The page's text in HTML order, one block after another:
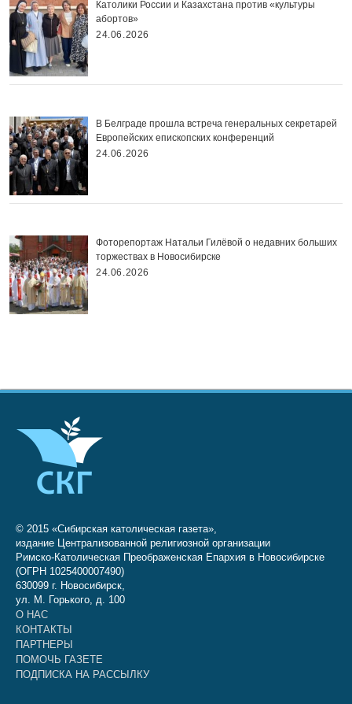
Католики России и Казахстана против «культуры
абортов»
24.06.2026
В Белграде прошла встреча генеральных секретарей
Европейских епископских конференций
24.06.2026
Фоторепортаж Натальи Гилёвой о недавних больших
торжествах в Новосибирске
24.06.2026
© 2015 «Сибирская католическая газета»,
издание Централизованной религиозной организации
Римско-Католическая Преображенская Епархия в Новосибирске
(ОГРН 1025400007490)
630099 г. Новосибирск,
ул. М. Горького, д. 100
О НАС
КОНТАКТЫ
ПАРТНЕРЫ
ПОМОЧЬ ГАЗЕТЕ
ПОДПИСКА НА РАССЫЛКУ